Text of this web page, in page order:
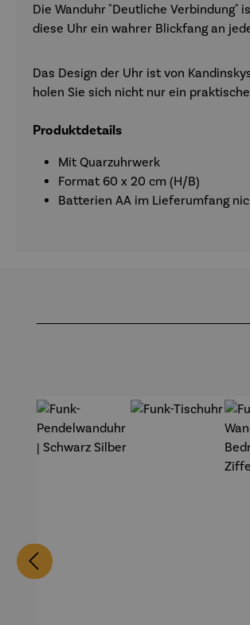
Die Wanduhr "Deutliche Verbindung"
diese Uhr ein wahrer Blickfang an
Das Design der Uhr ist von
holen Sie sich nicht nur ein
Produktdetails
Mit Quarzuhrwerk
Format 60 x 20 cm (H/B)
Batterien AA im Lieferumfang